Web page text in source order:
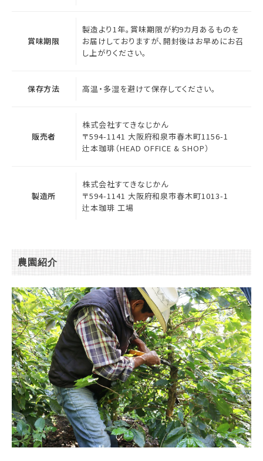
賞味期限
製造より1年。賞味期限が約9カ月あるものを
お届けしておりますが、開封後はお早めにお召
し上がりください。
保存方法 高温・多湿を避けて保存してください。
販売者
株式会社すてきなじかん
〒594-1141 大阪府和泉市春木町1156-1
辻本珈琲（HEAD OFFICE & SHOP）
製造所
株式会社すてきなじかん
〒594-1141 大阪府和泉市春木町1013-1
辻本珈琲 工場
農園紹介